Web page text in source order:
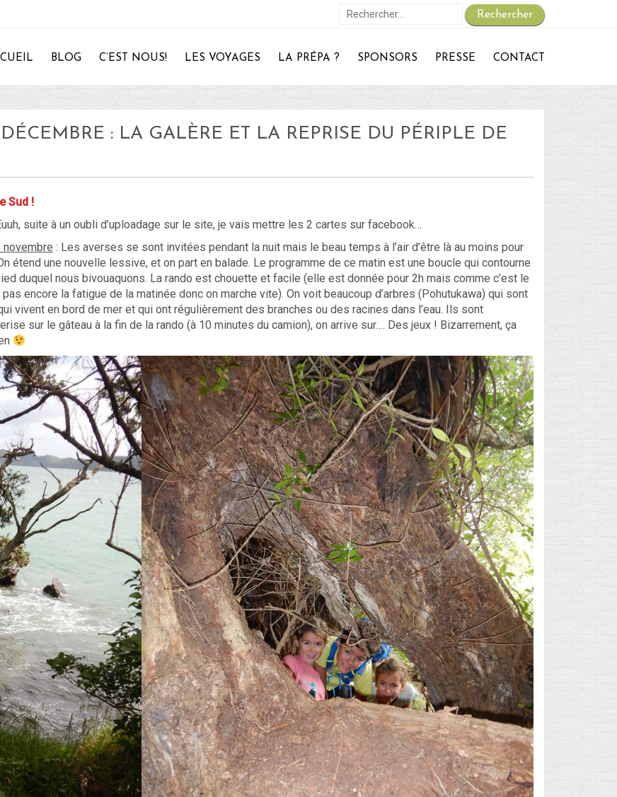
Rechercher :
On repart :
Non classé
Connexion
Flux des publications
Site de WordPress-FR
BLOG C’EST NOUS! LES VOYAGES LA PRÉPA ? SPONSORS PRESSE CONTACT
: LA GALÈRE ET LA REPRISE DU PÉRIPLE DE
Sud !
suite à un oubli d’uploadage sur le site, je vais mettre les 2 cartes sur facebook…
novembre : Les averses se sont invitées pendant la nuit mais le beau temps à l’air d’être là au moins pour
étend une nouvelle lessive, et on part en balade. Le programme de ce matin est une boucle qui contourne
duquel nous bivouaquons. La rando est chouette et facile (elle est donnée pour 2h mais comme c’est le
pas encore la fatigue de la matinée donc on marche vite). On voit beaucoup d’arbres (Pohutukawa) qui sont
vivent en bord de mer et qui ont régulièrement des branches ou des racines dans l’eau. Ils sont
sur le gâteau à la fin de la rando (à 10 minutes du camion), on arrive sur…. Des jeux ! Bizarrement, ça